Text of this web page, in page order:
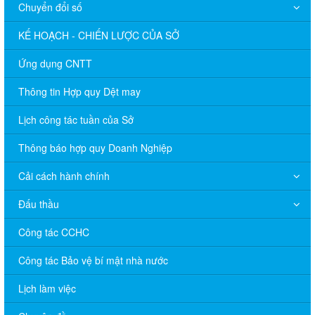
Chuyển đổi số
KẾ HOẠCH - CHIẾN LƯỢC CỦA SỞ
Ứng dụng CNTT
Thông tin Hợp quy Dệt may
Lịch công tác tuần của Sở
Thông báo hợp quy Doanh Nghiệp
Cải cách hành chính
Đấu thầu
Công tác CCHC
Công tác Bảo vệ bí mật nhà nước
Lịch làm việc